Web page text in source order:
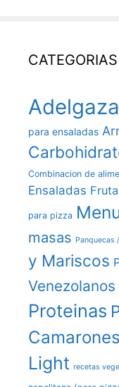
CATEGORIAS
para ensaladas
Combinacion de
Ensaladas
para pizza
masas Panquecas
y Mariscos
Venezolanos
Proteinas
Camarones
Light recetas